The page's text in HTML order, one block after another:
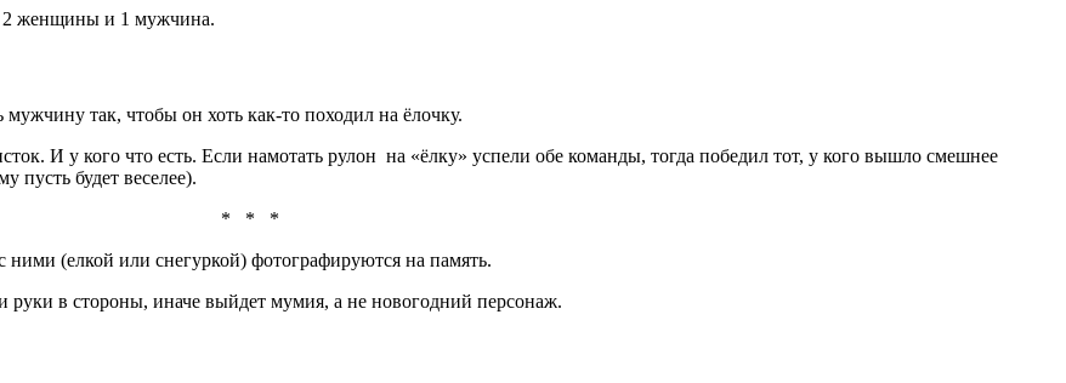
2 женщины и 1 мужчина.
так, чтобы он хоть как-то походил на ёлочку.
И у кого что есть. Если намотать рулон на «ёлку» успели обе команды, тогда победил тот, у кого вышло смешнее
пусть будет веселее).
* * *
(елкой или снегуркой) фотографируются на память.
руки в стороны, иначе выйдет мумия, а не новогодний персонаж.